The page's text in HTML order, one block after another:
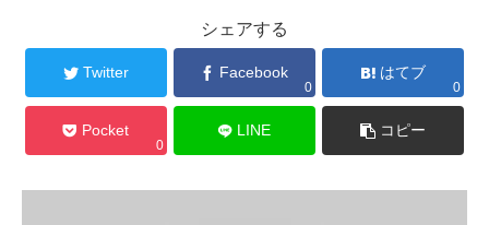
シェアする
Twitter Facebook
0
はてブ
0
Pocket
0
LINE コピー